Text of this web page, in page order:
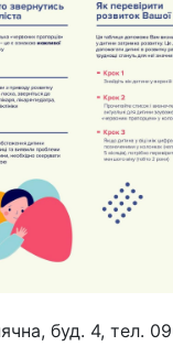
буд. 4, тел.